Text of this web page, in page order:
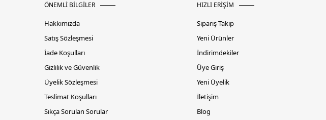
ÖNEMLİ BİLGİLER
Hakkımızda
Satış Sözleşmesi
İade Koşulları
Gizlilik ve Güvenlik
Üyelik Sözleşmesi
Teslimat Koşulları
Sıkça Sorulan Sorular
HIZLI ERİŞİM
Sipariş Takip
Yeni Ürünler
İndirimdekiler
Üye Giriş
Yeni Üyelik
İletişim
Blog